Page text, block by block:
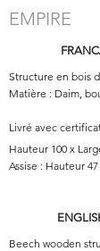
EMPIRE
Structure en bois
Matière : Daim,
Livré avec
Hauteur 100 x
Assise : Hauteur
Beech wooden